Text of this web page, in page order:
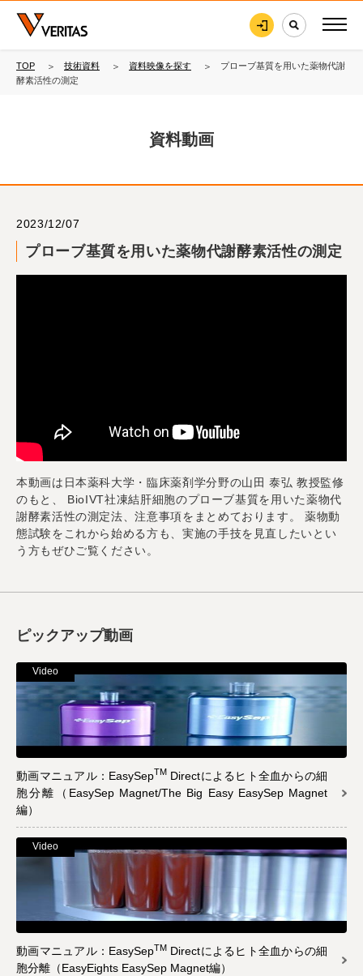
TOP 技術資料 資料映像を探す
プローブ基質を用いた薬物代謝
酵素活性の測定
資料動画
2023/12/07
プローブ基質を用いた薬物代謝酵素活性の測定
本動画は日本薬科大学・臨床薬剤学分野の山田 泰弘 教授監修
のもと、 BioIVT社凍結肝細胞のプローブ基質を用いた薬物代
謝酵素活性の測定法、注意事項をまとめております。 薬物動
態試験をこれから始める方も、実施の手技を見直したいとい
う方もぜひご覧ください。
ピックアップ動画
Video
動画マニュアル：EasySepTM Directによるヒト全血からの細
胞分離（EasySep Magnet/The Big Easy EasySep Magnet
編）
Video
動画マニュアル：EasySepTM Directによるヒト全血からの細
胞分離（EasyEights EasySep Magnet編）